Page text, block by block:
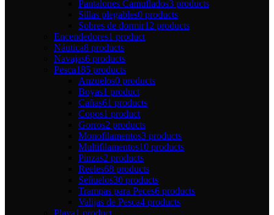
Pantalones Camuflados3 products
Sillas plegables0 products
Sobres de dormir12 products
Encendedores1 product
Náutica8 products
Navajas6 products
Pesca185 products
Anzuelos0 products
Boyas1 product
Cañas61 products
Copos1 product
Gorros2 products
Monofilamentos3 products
Multifilamentos10 products
Pinzas2 products
Reeles68 products
Señuelos30 products
Trampas para Peces6 products
Valijas de Pesca4 products
Playa1 product